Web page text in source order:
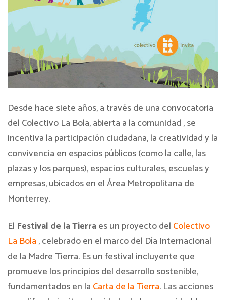
Desde hace siete años, a través de una convocatoria
del Colectivo La Bola, abierta a la comunidad , se
incentiva la participación ciudadana, la creatividad y la
convivencia en espacios públicos (como la calle, las
plazas y los parques), espacios culturales, escuelas y
empresas, ubicados en el Área Metropolitana de
Monterrey.
El Festival de la Tierraes un proyecto del Colectivo
La Bola , celebrado en el marco del Día Internacional
de la Madre Tierra. Es un festival incluyente que
promueve los principios del desarrollo sostenible,
fundamentados en la Carta de la Tierra. Las acciones